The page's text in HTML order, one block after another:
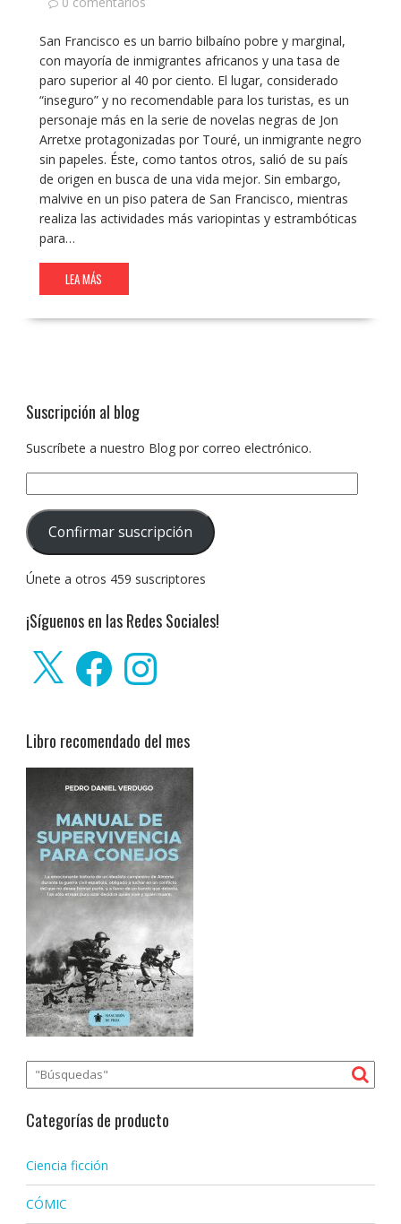
San Francisco es un barrio bilbaíno pobre y marginal,
con mayoría de inmigrantes africanos y una tasa de
paro superior al 40 por ciento. El lugar, considerado
“inseguro” y no recomendable para los turistas, es un
personaje más en la serie de novelas negras de Jon
Arretxe protagonizadas por Touré, un inmigrante negro
sin papeles. Éste, como tantos otros, salió de su país
de origen en busca de una vida mejor. Sin embargo,
malvive en un piso patera de San Francisco, mientras
realiza las actividades más variopintas y estrambóticas
para…
LEA MÁS
Suscripción al blog
Suscríbete a nuestro Blog por correo electrónico.
de
correo
electrónico:
Confirmar suscripción
Únete a otros 459 suscriptores
¡Síguenos en las Redes Sociales!
FacebookInstagram
Libro recomendado del mes
Categorías de producto
Ciencia ficción
CÓMIC